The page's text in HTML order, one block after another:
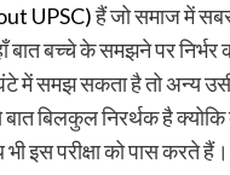
UPSC)हैं जो समाज में
बात बच्चे के समझने पर निर्भर
में समझ सकता है तो अन्य
बिलकुल निरर्थक है क्योकि
इस परीक्षा को पास करते हैं।